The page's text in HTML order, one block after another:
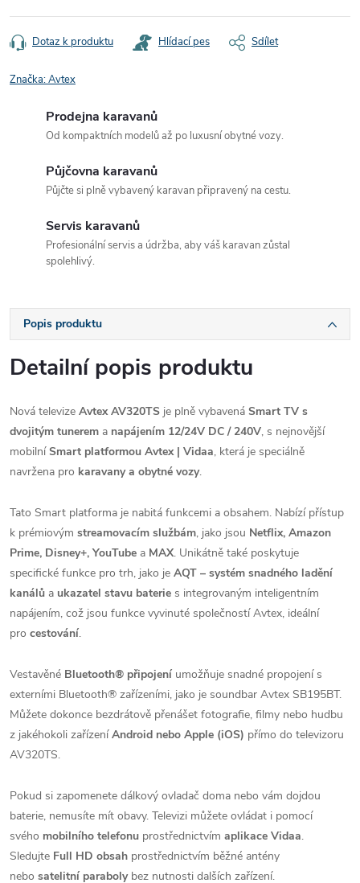
cena:
Dotaz k produktu Hlídací pes Sdílet
Značka:Avtex
Prodejna karavanů
Od kompaktních modelů až po luxusní obytné vozy.
Půjčovna karavanů
Půjčte si plně vybavený karavan připravený na cestu.
Servis karavanů
Profesionální servis a údržba, aby váš karavan zůstal
spolehlivý.
Popis produktu
Detailní popis produktu
Nová televize AvtexAV320TS je plně vybavená Smart TV s
dvojitým tunerem a napájením 12/24V DC / 240V, s nejnovější
mobilní Smart platformou Avtex | Vidaa, která je speciálně
navržena pro karavany a obytné vozy.
Tato Smart platforma je nabitá funkcemi a obsahem. Nabízí přístup
k prémiovým streamovacím službám, jako jsou Netflix, Amazon
Prime, Disney+, YouTube a MAX. Unikátně také poskytuje
specifické funkce pro trh, jako je AQT – systém snadného ladění
kanálů a ukazatel stavu baterie s integrovaným inteligentním
napájením, což jsou funkce vyvinuté společností Avtex, ideální
pro cestování.
Vestavěné Bluetooth® připojení umožňuje snadné propojení s
externími Bluetooth® zařízeními, jako je soundbar Avtex SB195BT.
Můžete dokonce bezdrátově přenášet fotografie, filmy nebo hudbu
z jakéhokoli zařízení Android nebo Apple (iOS) přímo do televizoru
AV320TS.
Pokud si zapomenete dálkový ovladač doma nebo vám dojdou
baterie, nemusíte mít obavy. Televizi můžete ovládat i pomocí
svého mobilního telefonu prostřednictvím aplikace Vidaa.
Sledujte Full HD obsah prostřednictvím běžné antény
nebo satelitní paraboly bez nutnosti dalších zařízení.